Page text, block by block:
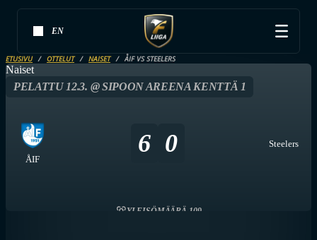
EN
ETUSIVU OTTELUT NAISET ÅIF VS STEELERS
Naiset
PELATTU 12.3. @ SIPOON AREENA KENTTÄ 1
ÅIF
6 0 Steelers
YLEISÖMÄÄRÄ 109